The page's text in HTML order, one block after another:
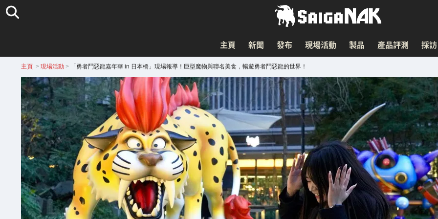
主頁 新聞 發布 現場活動 製品 產品評測 採訪
主頁 > 現場活動> 「勇者鬥惡龍嘉年華 in 日本橋」現場報導！巨型魔物與聯名美食，暢遊勇者鬥惡龍的世界！